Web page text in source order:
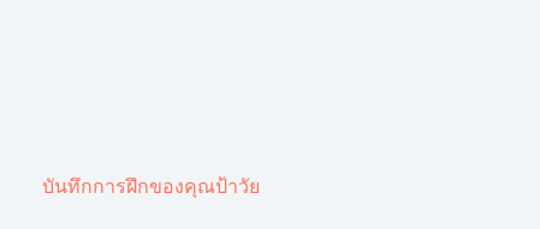
บันทึกการฝึกของคุณป้าวัย